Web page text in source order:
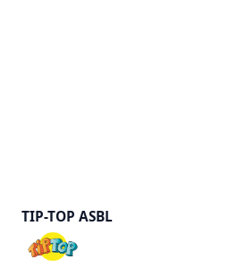
TIP-TOP ASBL